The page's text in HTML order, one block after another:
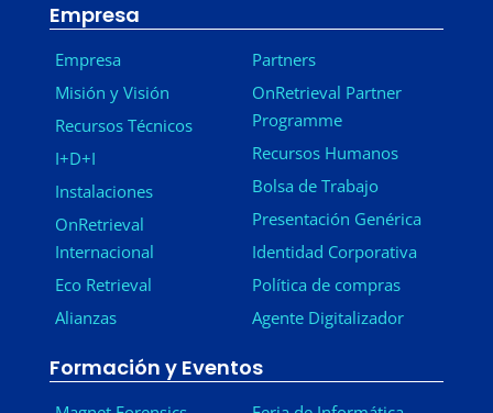
Empresa
Empresa
Misión y Visión
Recursos Técnicos
I+D+I
Instalaciones
OnRetrieval
Internacional
Eco Retrieval
Alianzas
Partners
OnRetrieval Partner
Programme
Recursos Humanos
Bolsa de Trabajo
Presentación Genérica
Identidad Corporativa
Política de compras
Agente Digitalizador
Formación y Eventos